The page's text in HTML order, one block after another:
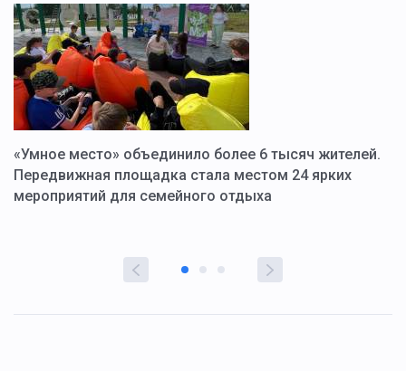
«Умное место» объединило более 6 тысяч жителей.
Передвижная площадка стала местом 24 ярких
мероприятий для семейного отдыха